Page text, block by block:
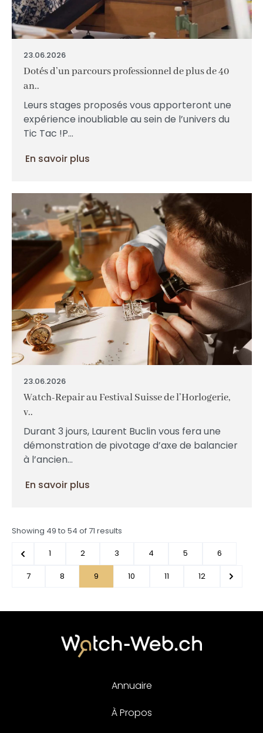
23.06.2026
Dotés d’un parcours professionnel de plus de 40
an..
Leurs stages proposés vous apporteront une
expérience inoubliable au sein de l’univers du
Tic Tac !P...
En savoir plus
23.06.2026
Watch-Repair au Festival Suisse de l’Horlogerie,
v..
Durant 3 jours, Laurent Buclin vous fera une
démonstration de pivotage d’axe de balancier
à l’ancien...
En savoir plus
Showing 49 to 54 of71 results
1
2 3 4 5 6
7 8 9 10 11 12
Annuaire
À Propos